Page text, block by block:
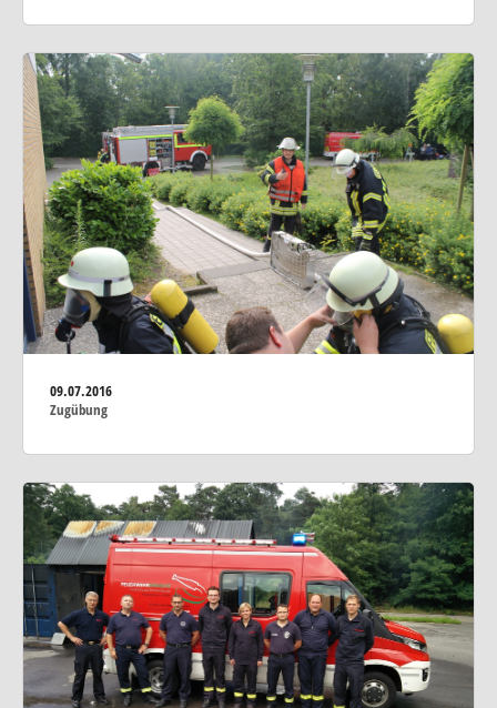
09.07.2016
Zugübung